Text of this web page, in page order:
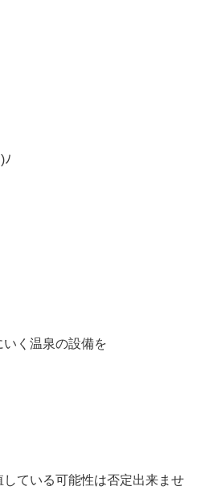
く温泉の設備を
ている可能性は否定出来ませ